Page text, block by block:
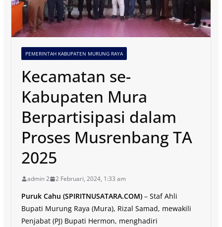
PEMERINTAH KABUPATEN MURUNG RAYA
Kecamatan se-
Kabupaten Mura
Berpartisipasi dalam
Proses Musrenbang TA
2025
admin 2 2 Februari, 2024, 1:33 am
Puruk Cahu (SPIRITNUSATARA.COM) – Staf Ahli
Bupati Murung Raya (Mura), Rizal Samad, mewakili
Penjabat (PJ) Bupati Hermon, menghadiri